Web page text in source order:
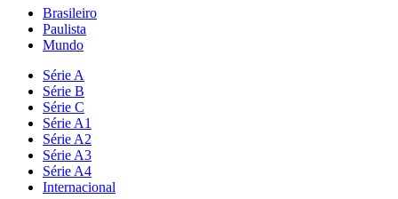
Brasileiro
Paulista
Mundo
Série A
Série B
Série C
Série A1
Série A2
Série A3
Série A4
Internacional